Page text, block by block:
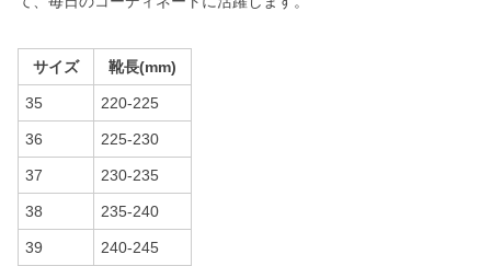
サイズ 靴長(mm)
35 220-225
36 225-230
37 230-235
38 235-240
39 240-245